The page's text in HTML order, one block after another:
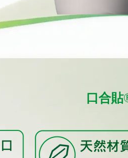
口合